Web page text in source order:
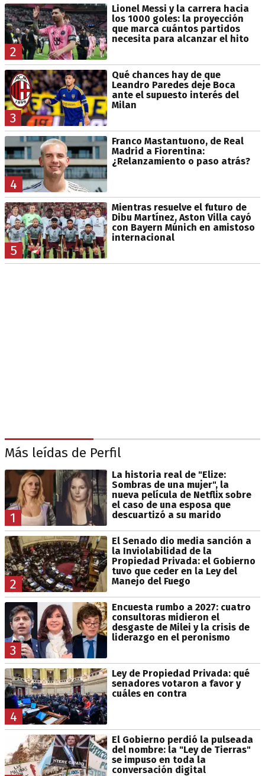
2
Lionel Messi y la carrera hacia
los 1000 goles: la proyección
que marca cuántos partidos
necesita para alcanzar el hito
3
Qué chances hay de que
Leandro Paredes deje Boca
ante el supuesto interés del
Milan
4
Franco Mastantuono, de Real
Madrid a Fiorentina:
¿Relanzamiento o paso atrás?
5
Mientras resuelve el futuro de
Dibu Martínez, Aston Villa cayó
con Bayern Múnich en amistoso
internacional
Más leídas de Perfil
1
La historia real de "Elize:
Sombras de una mujer", la
nueva película de Netflix sobre
el caso de una esposa que
descuartizó a su marido
2
El Senado dio media sanción a
la Inviolabilidad de la
Propiedad Privada: el Gobierno
tuvo que ceder en la Ley del
Manejo del Fuego
3
Encuesta rumbo a 2027: cuatro
consultoras midieron el
desgaste de Milei y la crisis de
liderazgo en el peronismo
4
Ley de Propiedad Privada: qué
senadores votaron a favor y
cuáles en contra
El Gobierno perdió la pulseada
del nombre: la "Ley de Tierras"
se impuso en toda la
conversación digital